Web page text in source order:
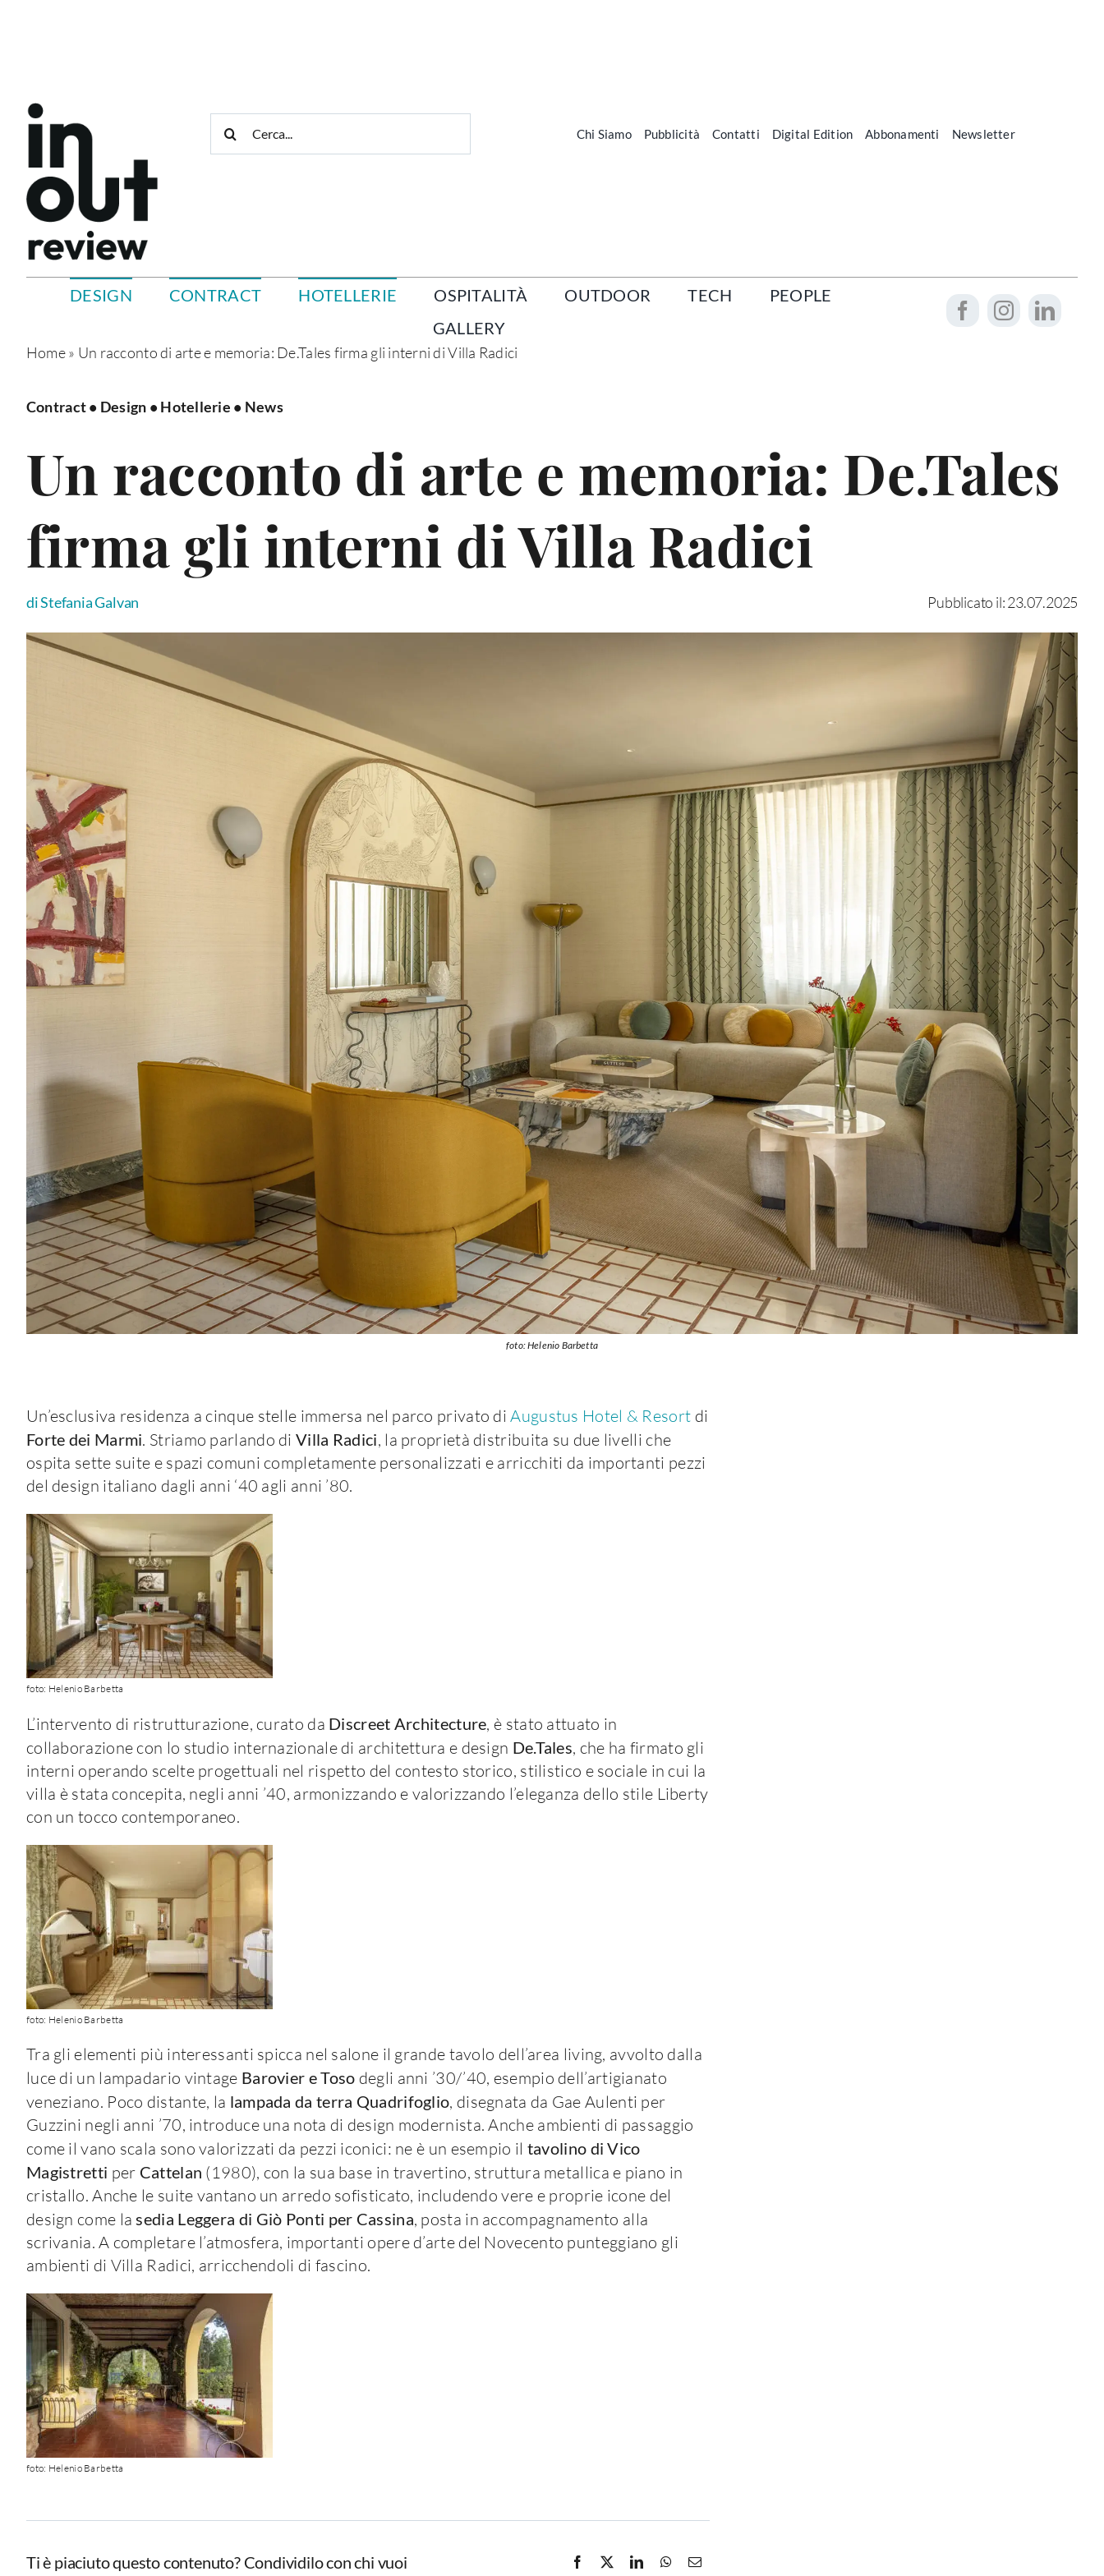
per:
Chi Siamo Pubblicità Contatti Digital Edition Abbonamenti Newsletter
DESIGN CONTRACT HOTELLERIE OSPITALITÀ OUTDOOR TECH
PEOPLE
GALLERY
Home» Un racconto di arte e memoria: De.Tales firma gli interni di Villa Radici
Contract• Design • Hotellerie • News
Un racconto di arte e memoria: De.Tales
firma gli interni di Villa Radici
di Stefania Galvan Pubblicato il: 23.07.2025
foto: Helenio Barbetta
Un’esclusiva residenza a cinque stelle immersa nel parco privato diAugustus Hotel & Resort di
Forte dei Marmi. Striamo parlando diVilla Radici, la proprietà distribuita su due livelli che
ospita sette suite e spazi comuni completamente personalizzati e arricchiti da importanti pezzi
del design italiano dagli anni ‘40 agli anni ’80.
foto: Helenio Barbetta
L’intervento di ristrutturazione, curato da Discreet Architecture, è stato attuato in
collaborazione con lo studio internazionale di architettura e design De.Tales, che ha firmato gli
interni operando scelte progettuali nel rispetto del contesto storico, stilistico e sociale in cui la
villa è stata concepita, negli anni ’40, armonizzando e valorizzando l’eleganza dello stile Liberty
con un tocco contemporaneo.
foto: Helenio Barbetta
Tra gli elementi più interessanti spicca nel salone il grande tavolo dell’area living, avvolto dalla
luce di un lampadario vintage Barovier e Toso degli anni ’30/’40, esempio dell’artigianato
veneziano. Poco distante, la lampada da terra Quadrifoglio, disegnata da Gae Aulenti per
Guzzini negli anni ’70, introduce una nota di design modernista. Anche ambienti di passaggio
come il vano scala sono valorizzati da pezzi iconici: ne è un esempio il tavolino di Vico
Magistretti per Cattelan (1980), con la sua base in travertino, struttura metallica e piano in
cristallo. Anche le suite vantano un arredo sofisticato, includendo vere e proprie icone del
design come lasedia Leggera di Giò Ponti per Cassina, posta in accompagnamento alla
scrivania. A completare l’atmosfera, importanti opere d’arte del Novecento punteggiano gli
ambienti di Villa Radici, arricchendoli di fascino.
foto: Helenio Barbetta
Ti è piaciuto questo contenuto? Condividilo con chi vuoi